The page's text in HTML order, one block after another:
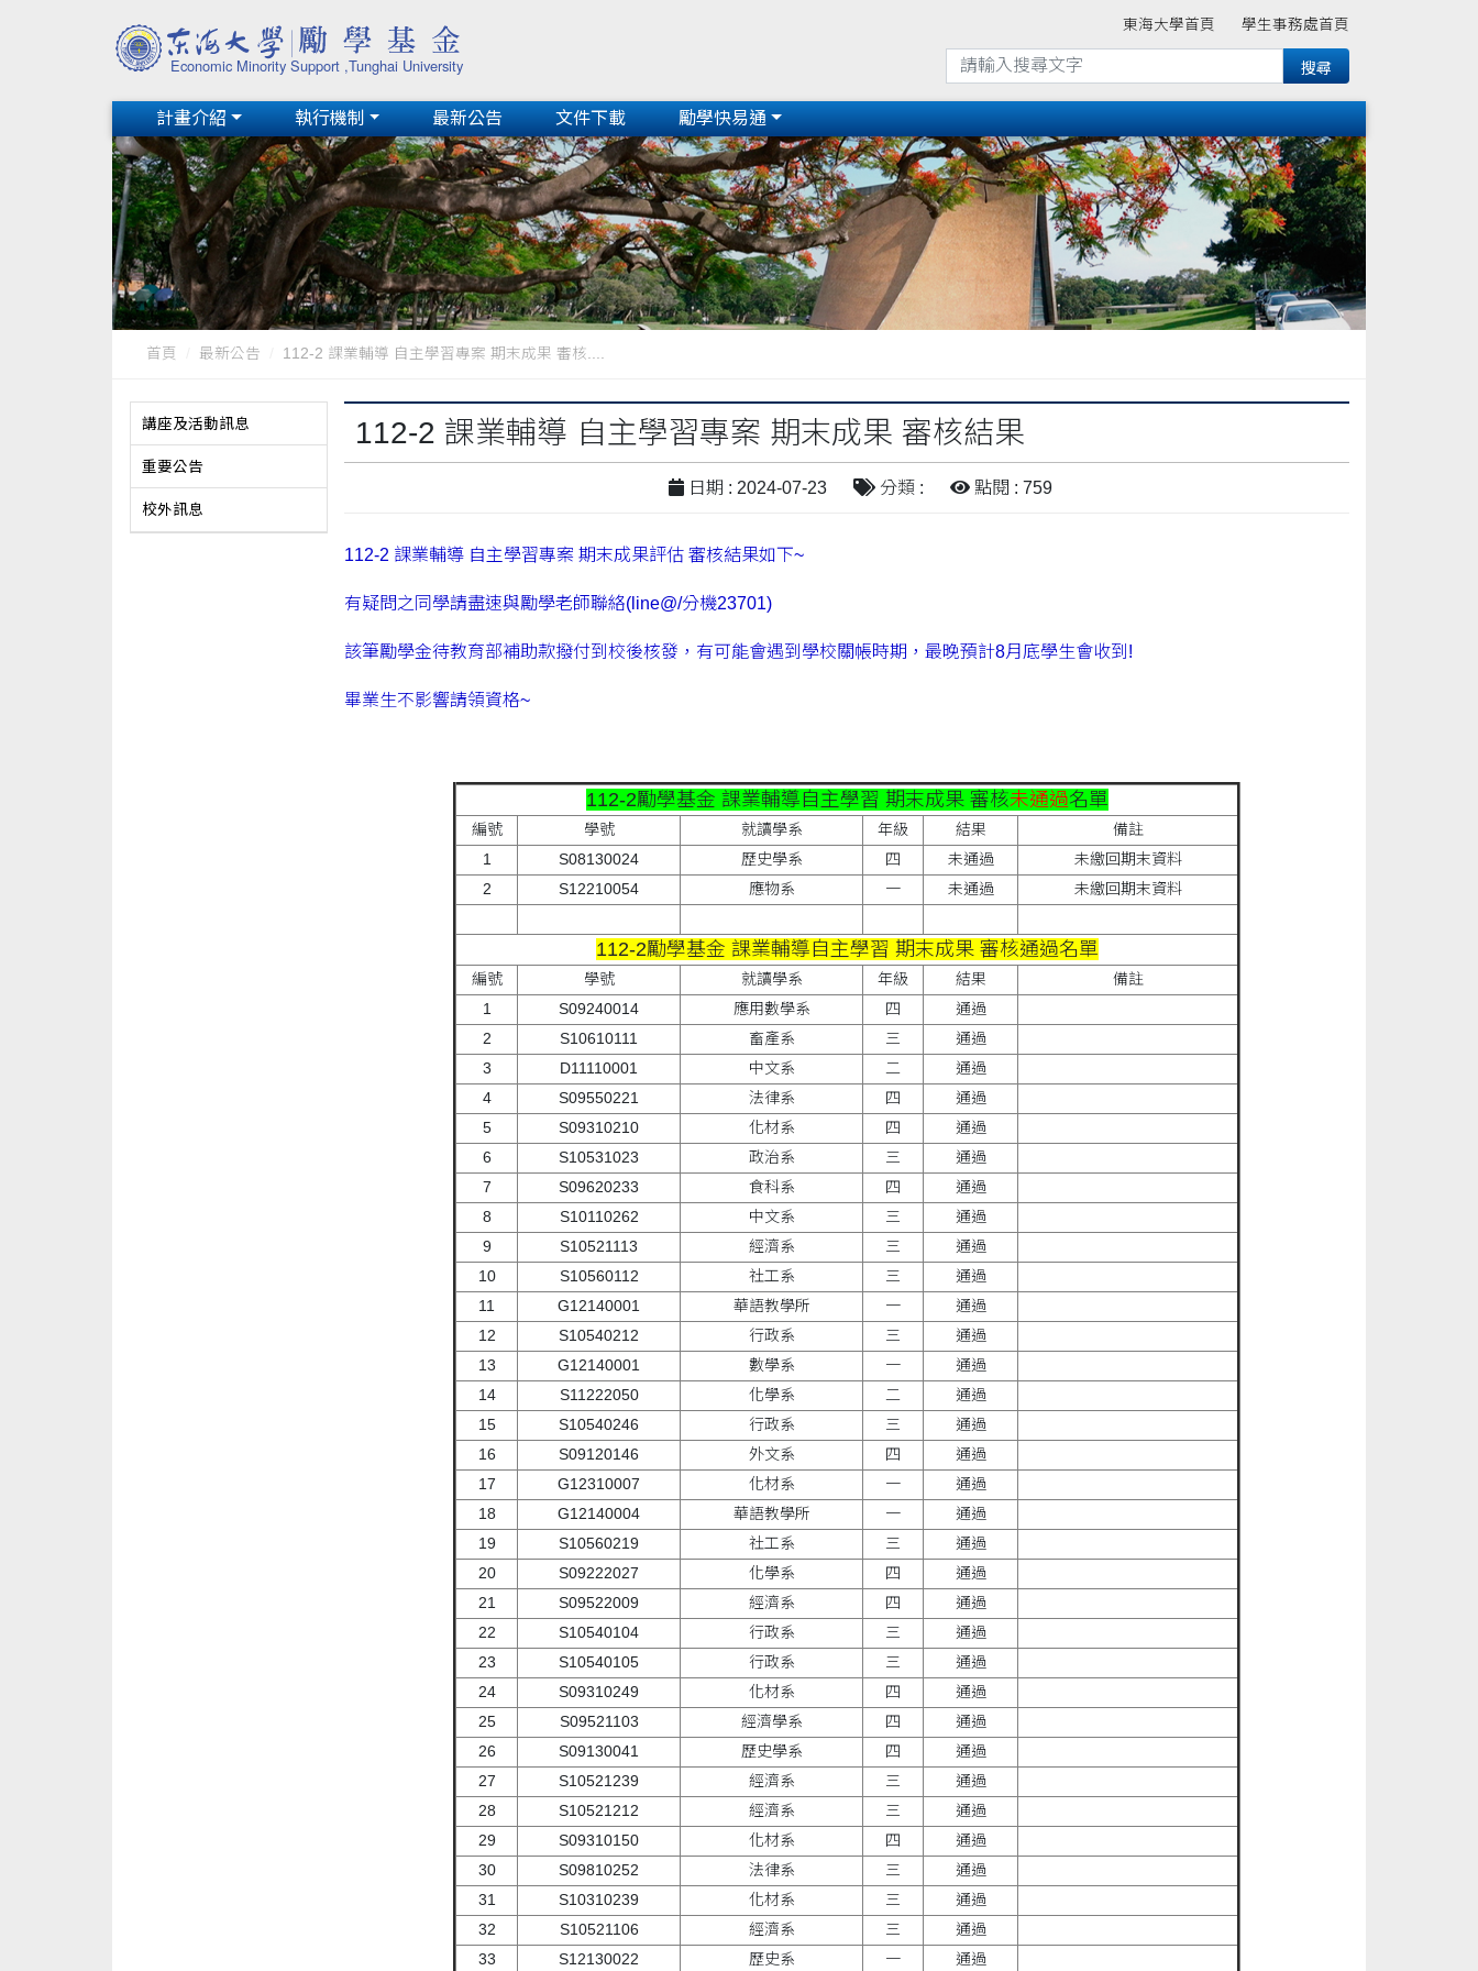
東海大學首頁 學生事務處首頁
計畫介紹 執行機制 最新公告 文件下載 勵學快易通
首頁 最新公告 112-2 課業輔導 自主學習專案 期末成果 審核....
講座及活動訊息
重要公告
校外訊息
112-2 課業輔導 自主學習專案 期末成果 審核結果
日期 : 2024-07-23 分類 : 點閱 : 759
112-2 課業輔導 自主學習專案 期末成果評估 審核結果如下~
有疑問之同學請盡速與勵學老師聯絡(line@/分機23701)
該筆勵學金待教育部補助款撥付到校後核發，有可能會遇到學校關帳時期，最晚預計8月底學生會收到!
畢業生不影響請領資格~
112-2勵學基金 課業輔導自主學習 期末成果 審核未通過名單
編號 學號 就讀學系 年級 結果
備註
1
S08130024 歷史學系 四 未通過
未繳回期末資料
2
S12210054 應物系 一 未通過 未繳回期末資料
112-2勵學基金 課業輔導自主學習 期末成果 審核通過名單
編號 學號 就讀學系 年級 結果
備註
1
S09240014 應用數學系 四
通過
2
S10610111 畜產系 三
通過
3
D11110001 中文系 二
通過
4
S09550221 法律系 四
通過
5
S09310210 化材系 四
通過
6
S10531023 政治系 三
通過
7
S09620233 食科系 四
通過
8
S10110262 中文系 三
通過
9
S10521113 經濟系 三
通過
10
S10560112 社工系 三
通過
11
G12140001 華語教學所 一
通過
12
S10540212 行政系 三
通過
13
G12140001 數學系 一
通過
14
S11222050 化學系 二
通過
15
S10540246 行政系 三
通過
16
S09120146 外文系 四
通過
17
G12310007 化材系 一
通過
18
G12140004 華語教學所 一
通過
19
S10560219 社工系 三
通過
20
S09222027 化學系 四
通過
21
S09522009 經濟系 四
通過
22
S10540104 行政系 三
通過
23
S10540105 行政系 三
通過
24
S09310249 化材系 四
通過
25
S09521103 經濟學系 四
通過
26
S09130041 歷史學系 四
通過
27
S10521239 經濟系 三
通過
28
S10521212 經濟系 三
通過
29
S09310150 化材系 四
通過
30
S09810252 法律系 三
通過
31
S10310239 化材系 三
通過
32
S10521106 經濟系 三
通過
33
S12130022 歷史系 一
通過